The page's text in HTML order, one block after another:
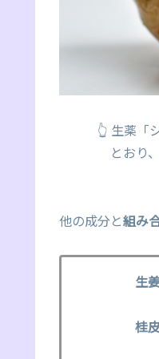
👆 生薬「シ
とおり、い
他の成分と組み
生
桂